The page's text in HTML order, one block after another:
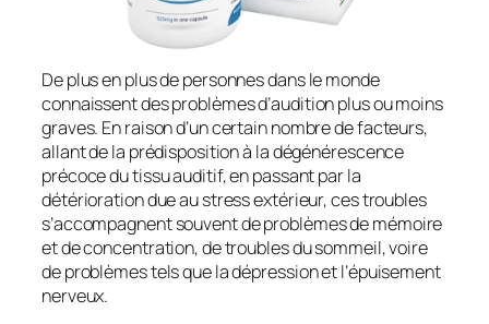
De plus en plus de personnes dans le monde
connaissent des problèmes d’audition plus ou moins
graves. En raison d’un certain nombre de facteurs,
allant de la prédisposition à la dégénérescence
précoce du tissu auditif, en passant par la
détérioration due au stress extérieur, ces troubles
s’accompagnent souvent de problèmes de mémoire
et de concentration, de troubles du sommeil, voire
de problèmes tels que la dépression et l’épuisement
nerveux.